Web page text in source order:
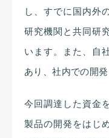
し、すでに国内外
研究機関と共同研
います。また、自
あり、社内での開
今回調達した資金
製品の開発をはじ